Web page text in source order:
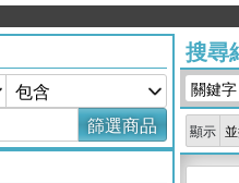
篩選商品
搜尋
關鍵
顯示